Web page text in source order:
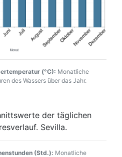
(°C): Monatliche
des Wassers über das Jahr.
(Std.): Monatliche